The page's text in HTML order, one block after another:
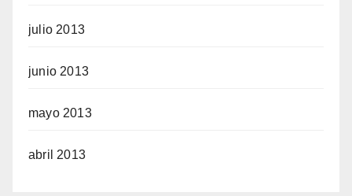
julio 2013
junio 2013
mayo 2013
abril 2013